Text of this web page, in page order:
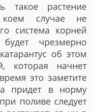
такое растение
случае не
система корней
чрезмерно
об этом
которая начнет
это заметите
придет в норму
поливе следует